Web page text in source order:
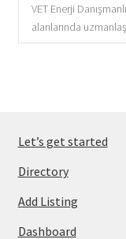
VET Enerji
alanlarında
Let’s get started
Directory
Add Listing
Dashboard